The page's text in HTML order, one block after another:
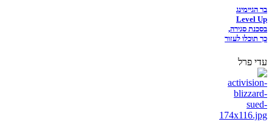
בר הגיימינג
Level Up
בסכנת סגירה,
כך תוכלו לעזור
עדי פרל